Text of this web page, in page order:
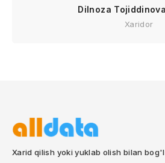
Dilnoza
Xaridor
Xarid qilish yoki yuklab olish bilan